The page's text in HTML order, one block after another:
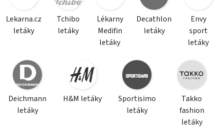
Lekarna.cz
letáky
Tchibo
letáky
Lékarny
Medifin
letáky
Decathlon
letáky
Envy
sport
letáky
Deichmann
letáky
H&M letáky
Sportisimo
letáky
Takko
fashion
letáky